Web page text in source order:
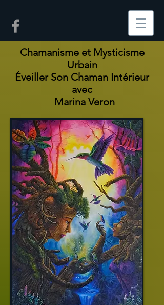
Chamanisme et Mysticisme
Urbain
​Éveiller Son Chaman Intérieur
avec
Marina Veron